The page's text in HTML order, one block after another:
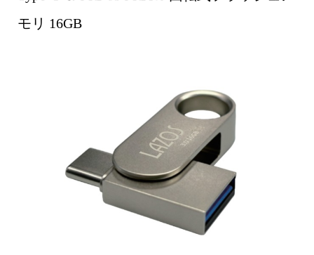
モリ 16GB